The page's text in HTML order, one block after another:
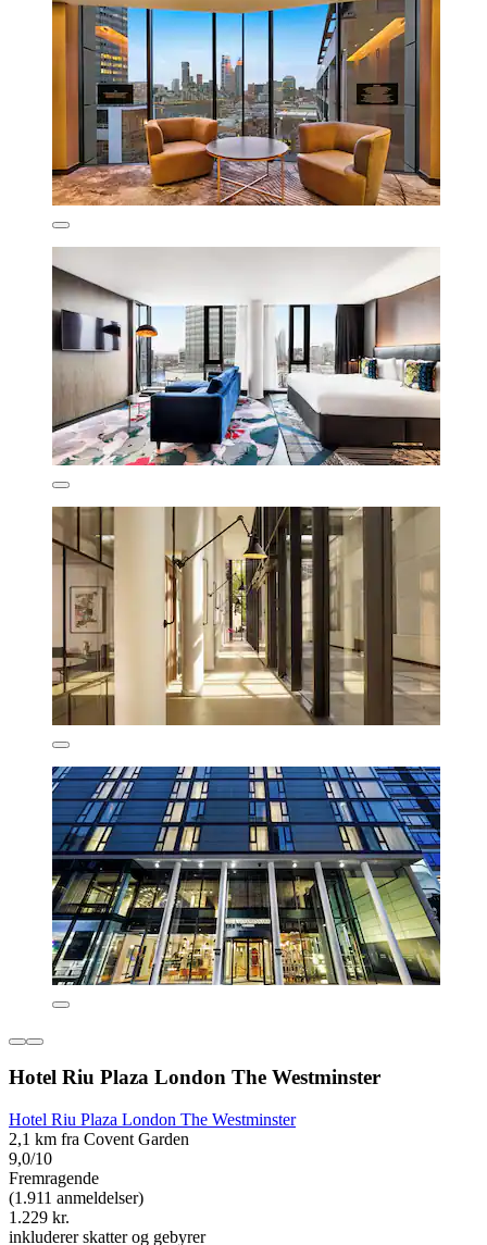
Hotel Riu Plaza London The Westminster
Hotel Riu Plaza London The Westminster
2,1 km fra Covent Garden
9,0/10
Fremragende
(1.911 anmeldelser)
1.229 kr.
inkluderer skatter og gebyrer